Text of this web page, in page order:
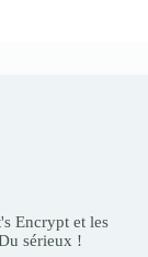
Encrypt et les
sérieux !